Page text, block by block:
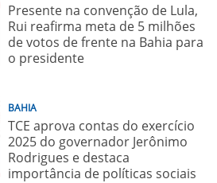
Presente na convenção de Lula,
Rui reafirma meta de 5 milhões
de votos de frente na Bahia para
o presidente
BAHIA
TCE aprova contas do exercício
2025 do governador Jerônimo
Rodrigues e destaca
importância de políticas sociais